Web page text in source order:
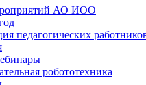
АО ИОО
педагогических
робототехника